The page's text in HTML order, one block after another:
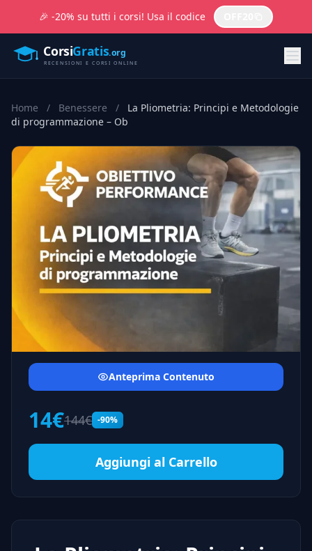
🎉 -20% su tutti i corsi! Usa il codice
Home / Benessere /
La Pliometria: Principi e Metodologie
di programmazione – Ob
Anteprima Contenuto
14€144€ -90%
Aggiungi al Carrello